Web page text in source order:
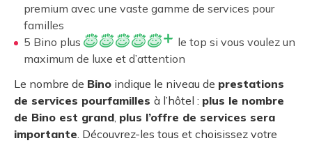
premium avec une vaste gamme de services pour
familles
5 Bino plus
le top si vous voulez un
maximum de luxe et d’attention
Le nombre de Bino indique le niveau de prestations
de services pourfamilles à l’hôtel : plus le nombre
de Bino est grand, plus l’offre de services sera
importante. Découvrez-les tous et choisissez votre